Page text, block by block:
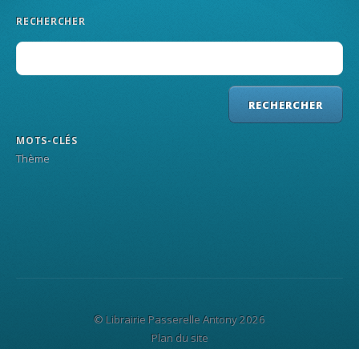
RECHERCHER
MOTS-CLÉS
Thème
© Librairie Passerelle Antony 2026
Plan du site